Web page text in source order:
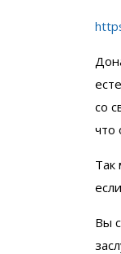
со
что
Так
Вы